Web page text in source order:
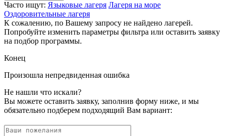
Часто ищут: Языковые лагеря Лагеря на море
Оздоровительные лагеря
К сожалению, по Вашему запросу не найдено лагерей.
Попробуйте изменить параметры фильтра или оставить заявку
на подбор программы.
Конец
Произошла непредвиденная ошибка
Не нашли что искали?
Вы можете оставить заявку, заполнив форму ниже, и мы
обязательно подберем подходящий Вам вариант: